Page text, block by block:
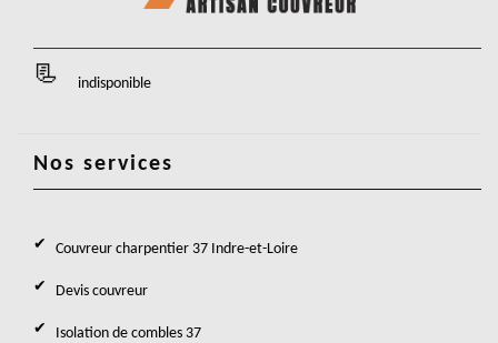
indisponible
Nos services
Couvreur charpentier 37 Indre-et-Loire
Devis couvreur
Isolation de combles 37